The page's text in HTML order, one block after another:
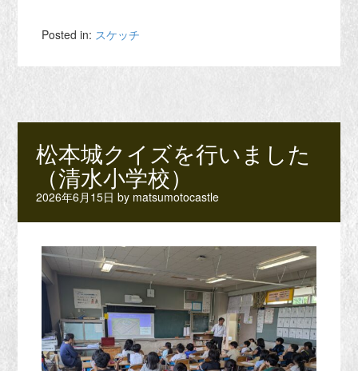
Posted in: スケッチ
松本城クイズを行いました
（清水小学校）
2026年6月15日 by matsumotocastle